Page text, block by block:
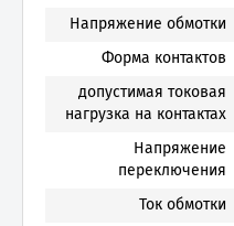
Напряжение обмотки
Форма контактов
допустимая токовая
нагрузка на контактах
Напряжение
переключения
Ток обмотки